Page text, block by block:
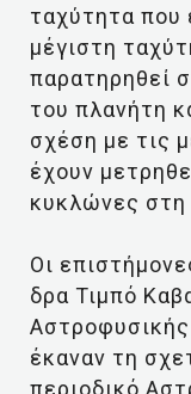
ταχύτητα που
μέγιστη
παρατηρηθεί
του πλανήτη
σχέση με τις
έχουν
κυκλώνες στη
Οι
δρα Τιμπό
έκαναν τη
περιοδικό